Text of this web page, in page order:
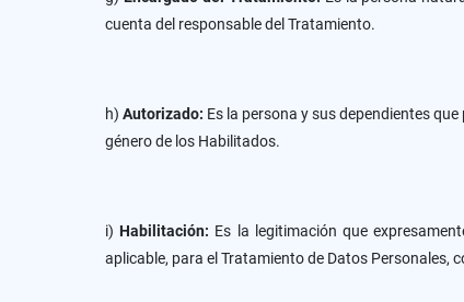
cuenta del responsable del Tratamiento.
h) Autorizado: Es la persona y sus dependientes
género de los Habilitados.
i)Habilitación: Es la legitimación que
aplicable, para el Tratamiento de Datos Personales,